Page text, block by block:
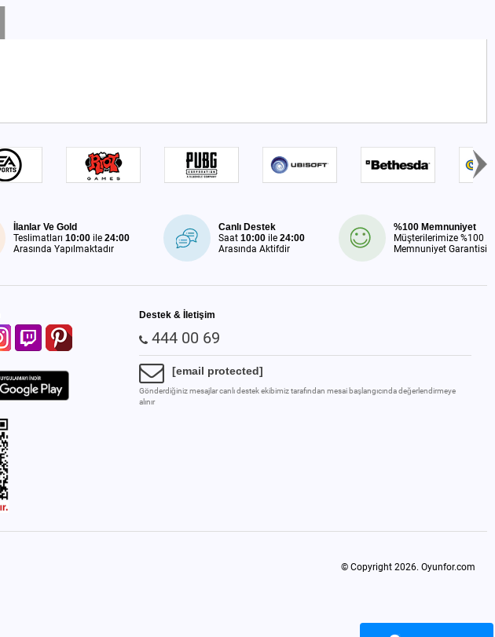
İlanlar Ve Gold
Teslimatları10:00 ile24:00
Arasında Yapılmaktadır
Canlı Destek
Saat10:00 ile24:00
Arasında Aktifdir
%100 Memnuniyet
Müşterilerimize %100
Memnuniyet Garantisi
Destek & İletişim
444 00 69
[email protected]
Gönderdiğiniz mesajlar canlı destek ekibimiz tarafından mesai başlangıcında değerlendirmeye
alınır
© Copyright 2026. Oyunfor.com